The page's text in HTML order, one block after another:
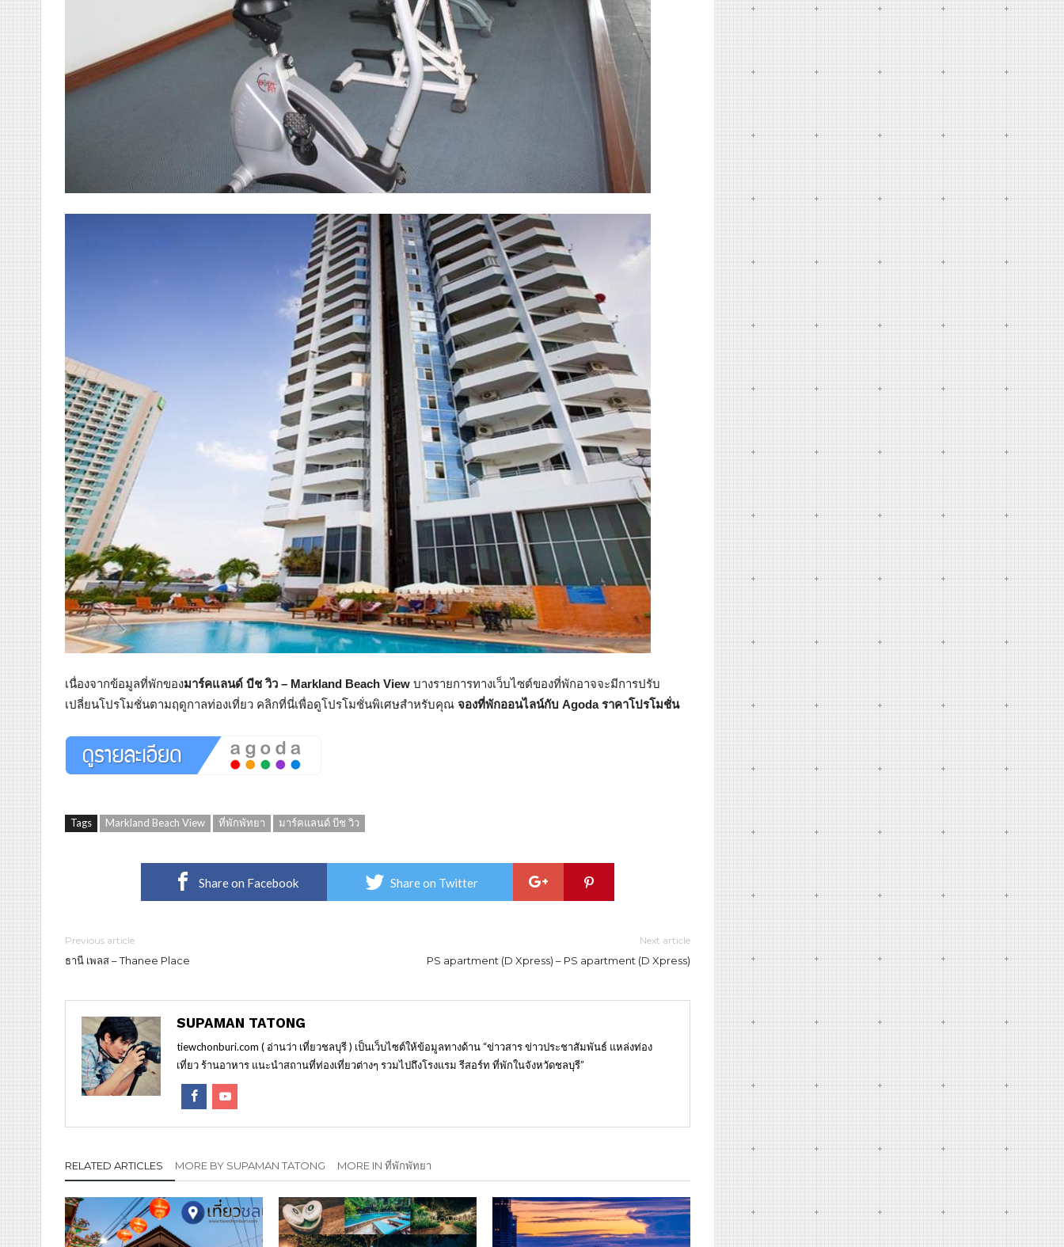
เนื่องจากข้อมูลที่พักของมาร์คแลนด์ บีช วิว – Markland Beach View บางรายการทางเว็บไซต์ของที่พักอาจจะมีการปรับ
เปลี่ยนโปรโมชั่นตามฤดูกาลท่องเที่ยว คลิกที่นี่เพื่อดูโปรโมชั่นพิเศษสำหรับคุณ จองที่พักออนไลน์กับ Agoda ราคาโปรโมชั่น
Tags Markland Beach View ที่พักพัทยา มาร์คแลนด์ บีช วิว
Share on Facebook Share on Twitter
Previous article
ธานี เพลส – Thanee Place
Next article
PS apartment (D Xpress) – PS apartment (D Xpress)
SUPAMAN TATONG
tiewchonburi.com ( อ่านว่า เที่ยวชลบุรี ) เป็นเว็บไซต์ให้ข้อมูลทางด้าน “ข่าวสาร ข่าวประชาสัมพันธ์ แหล่งท่อง
เที่ยว ร้านอาหาร แนะนำสถานที่ท่องเที่ยวต่างๆ รวมไปถึงโรงแรม รีสอร์ท ที่พักในจังหวัดชลบุรี”
RELATED ARTICLES MORE BY SUPAMAN TATONG MORE IN ที่พักพัทยา